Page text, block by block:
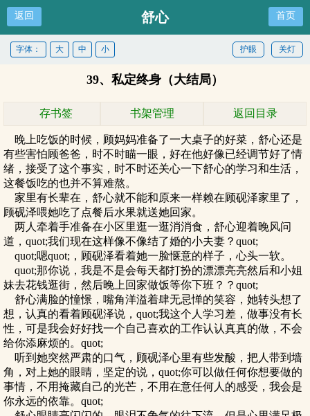
返回 舒心 首页
关灯
护眼
字体： 大 中 小
39、私定终身（大结局）
存书签 书架管理 返回目录
晚上吃饭的时候，顾妈妈准备了一大桌子的好菜，舒心还是
有些害怕顾爸爸，时不时瞄一眼，好在他好像已经调节好了情
绪，接受了这个事实，时不时还关心一下舒心的学习和生活，
这餐饭吃的也并不算难熬。
家里有长辈在，舒心就不能和原来一样赖在顾砚泽家里了，
顾砚泽喂她吃了点餐后水果就送她回家。
两人牵着手准备在小区里逛一逛消消食，舒心迎着晚风问
道，quot;我们现在这样像不像结了婚的小夫妻？quot;
quot;嗯quot;，顾砚泽看着她一脸惬意的样子，心头一软。
quot;那你说，我是不是会每天都打扮的漂漂亮亮然后和小姐
妹去花钱逛街，然后晚上回家做饭等你下班？？quot;
舒心满脸的憧憬，嘴角洋溢着肆无忌惮的笑容，她转头想了
想，认真的看着顾砚泽说，quot;我这个人学习差，做事没有长
性，可是我会好好找一个自己喜欢的工作认认真真的做，不会
给你添麻烦的。quot;
听到她突然严肃的口气，顾砚泽心里有些发酸，把人带到墙
角，对上她的眼睛，坚定的说，quot;你可以做任何你想要做的
事情，不用掩藏自己的光芒，不用在意任何人的感受，我会是
你永远的依靠。quot;